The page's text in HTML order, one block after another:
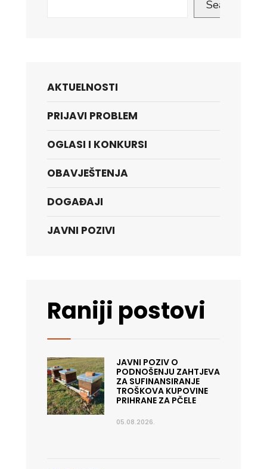
Search
AKTUELNOSTI
PRIJAVI PROBLEM
OGLASI I KONKURSI
OBAVJEŠTENJA
DOGAĐAJI
JAVNI POZIVI
Raniji postovi
JAVNI POZIV O
PODNOŠENJU ZAHTJEVA
ZA SUFINANSIRANJE
TROŠKOVA KUPOVINE
PRIHRANE ZA PČELE
05.08.2026.